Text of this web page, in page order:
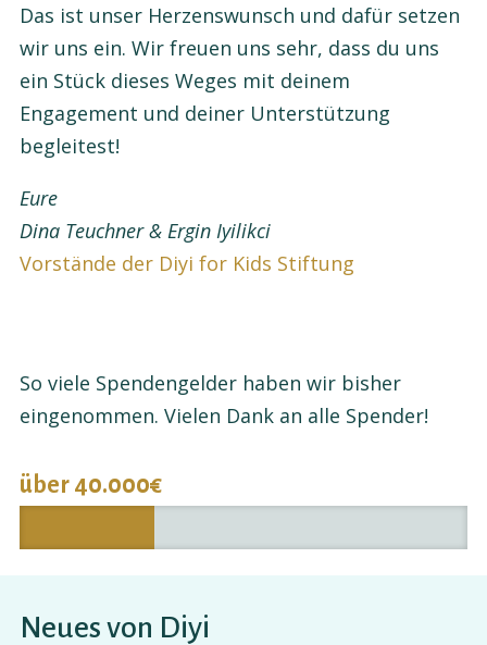
Das ist unser Herzenswunsch und dafür setzen
wir uns ein. Wir freuen uns sehr, dass du uns
ein Stück dieses Weges mit deinem
Engagement und deiner Unterstützung
begleitest!
Eure
Dina Teuchner & Ergin Iyilikci
Vorstände der Diyi for Kids Stiftung
So viele Spendengelder haben wir bisher
eingenommen. Vielen Dank an alle Spender!
über 40.000€
Neues von Diyi